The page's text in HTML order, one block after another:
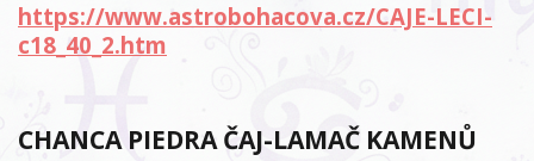
https://www.astrobohacova.cz/CAJE-LECI-
c18_40_2.htm
CHANCA PIEDRA ČAJ-LAMAČ KAMENŮ